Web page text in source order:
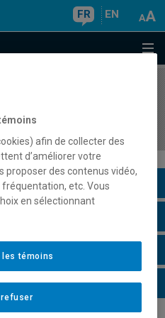
FR EN
afin de collecter des
d’améliorer votre
proposer des contenus vidéo,
fréquentation, etc. Vous
en sélectionnant
refuser
témoins